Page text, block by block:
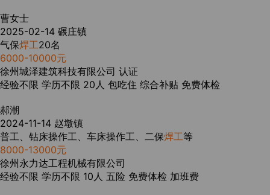
曹女士
2025-02-14 碾庄镇
气保焊工20名
6000-10000元
徐州城泽建筑科技有限公司 认证
经验不限 学历不限 20人 包吃住 综合补贴 免费体检
郝潮
2024-11-14 赵墩镇
普工、钻床操作工、车床操作工、二保焊工等
8000-13000元
徐州永力达工程机械有限公司
经验不限 学历不限 10人 五险 免费体检 加班费